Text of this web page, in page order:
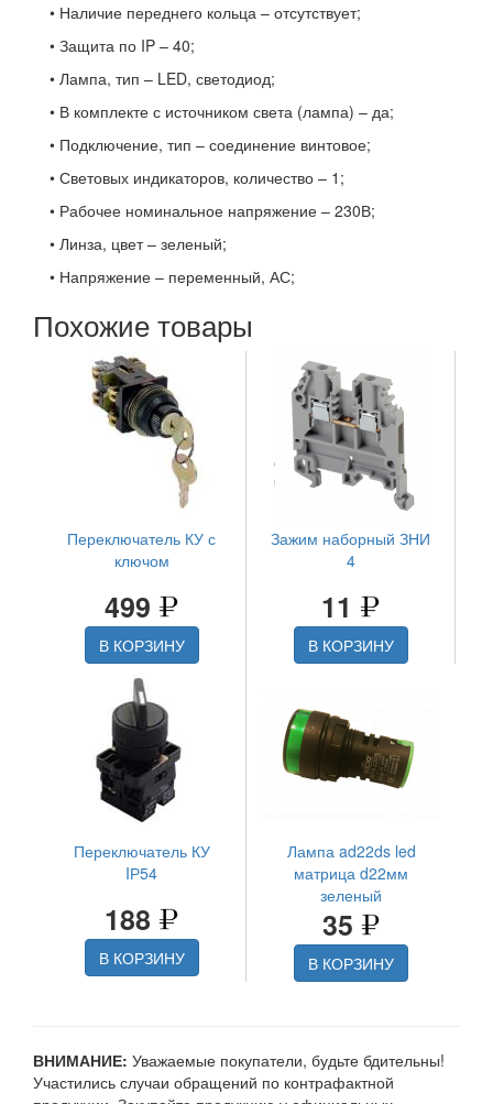
• Наличие переднего кольца – отсутствует;
• Защита по IP – 40;
• Лампа, тип – LED, светодиод;
• В комплекте с источником света (лампа) – да;
• Подключение, тип – соединение винтовое;
• Световых индикаторов, количество – 1;
• Рабочее номинальное напряжение – 230В;
• Линза, цвет – зеленый;
• Напряжение – переменный, АС;
Похожие товары
Переключатель КУ с
ключом
499
В КОРЗИНУ
Зажим наборный ЗНИ
4
11
В КОРЗИНУ
Переключатель КУ
IР54
188
В КОРЗИНУ
Лампа ad22ds led
матрица d22мм
зеленый
35
В КОРЗИНУ
ВНИМАНИЕ: Уважаемые покупатели, будьте бдительны!
Участились случаи обращений по контрафактной